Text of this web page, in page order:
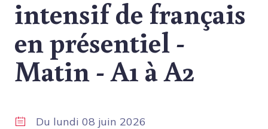
intensif de français
en présentiel -
Matin - A1 à A2
Du lundi 08 juin 2026